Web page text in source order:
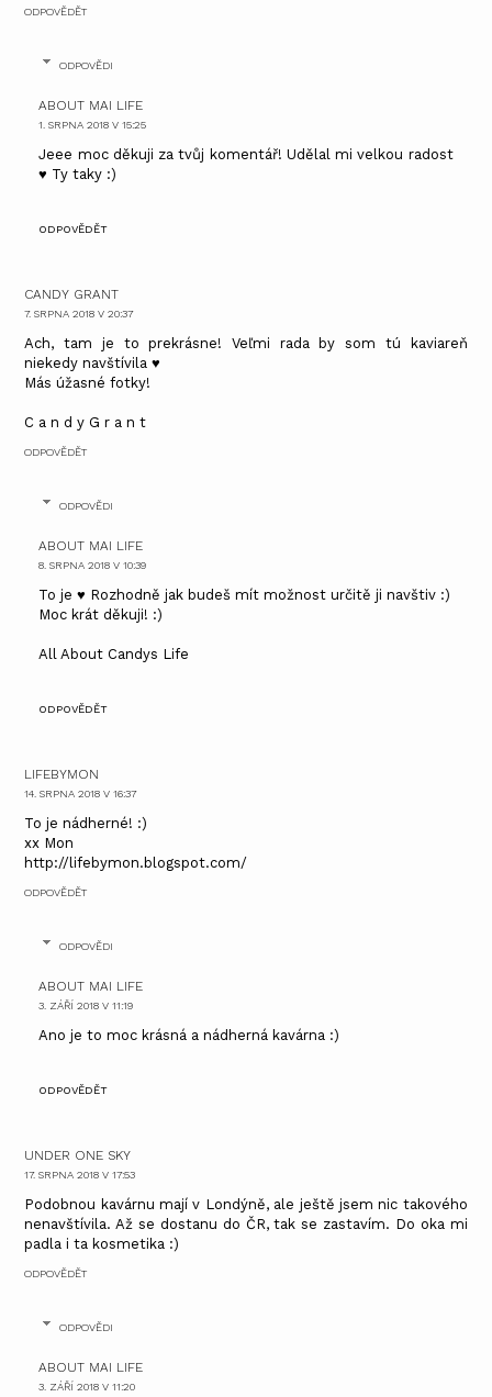
ODPOVĚDĚT
ODPOVĚDI
ABOUT MAI LIFE
1. SRPNA 2018 V 15:25
Jeee moc děkuji za tvůj komentář! Udělal mi velkou radost
♥ Ty taky :)
ODPOVĚDĚT
CANDY GRANT
7. SRPNA 2018 V 20:37
Ach, tam je to prekrásne! Veľmi rada by som tú kaviareň
niekedy navštívila ♥
Más úžasné fotky!
C a n d y G r a n t
ODPOVĚDĚT
ODPOVĚDI
ABOUT MAI LIFE
8. SRPNA 2018 V 10:39
To je ♥ Rozhodně jak budeš mít možnost určitě ji navštiv :)
Moc krát děkuji! :)
All About Candys Life
ODPOVĚDĚT
LIFEBYMON
14. SRPNA 2018 V 16:37
To je nádherné! :)
xx Mon
http://lifebymon.blogspot.com/
ODPOVĚDĚT
ODPOVĚDI
ABOUT MAI LIFE
3. ZÁŘÍ 2018 V 11:19
Ano je to moc krásná a nádherná kavárna :)
ODPOVĚDĚT
UNDER ONE SKY
17. SRPNA 2018 V 17:53
Podobnou kavárnu mají v Londýně, ale ještě jsem nic takového
nenavštívila. Až se dostanu do ČR, tak se zastavím. Do oka mi
padla i ta kosmetika :)
ODPOVĚDĚT
ODPOVĚDI
ABOUT MAI LIFE
3. ZÁŘÍ 2018 V 11:20